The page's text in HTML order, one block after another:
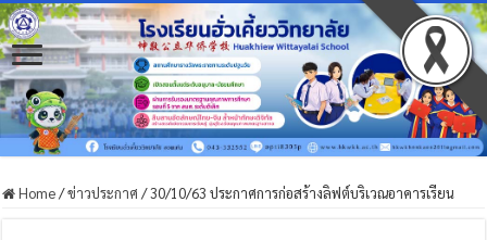
Home/ข่าวประกาศ /30/10/63 ประกาศการก่อสร้างลิฟต์บริเวณอาคารเรียน